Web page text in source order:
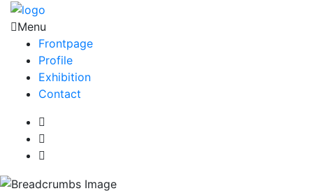
Menu
Frontpage
Profile
Exhibition
Contact